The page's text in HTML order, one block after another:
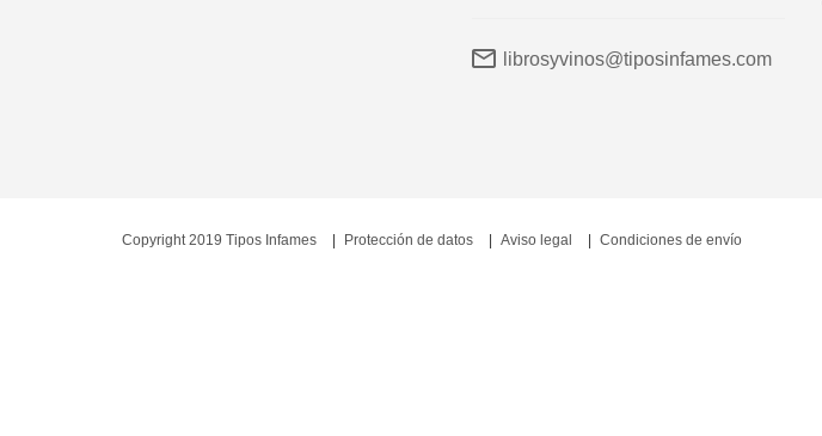
librosyvinos@tiposinfames.com
Copyright 2019 Tipos Infames Protección de datos Aviso legal Condiciones de envío